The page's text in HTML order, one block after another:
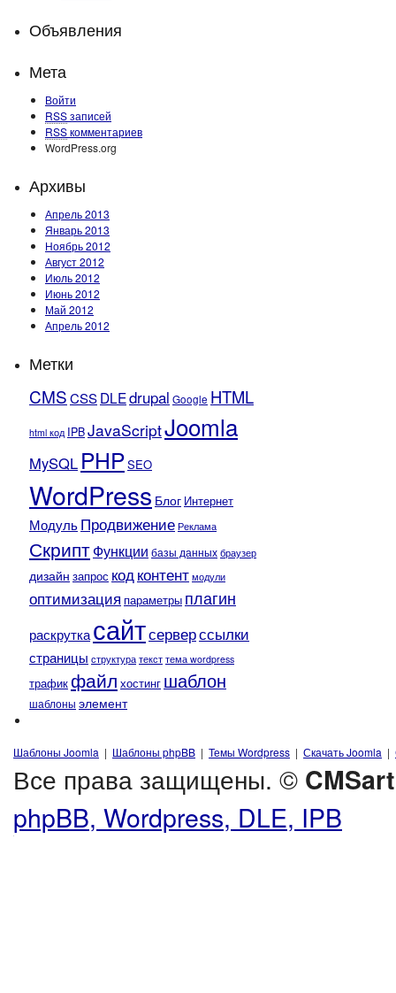
Объявления
Мета
Войти
RSSзаписей
RSSкомментариев
WordPress.org
Архивы
Апрель 2013
Январь 2013
Ноябрь 2012
Август 2012
Июль 2012
Июнь 2012
Май 2012
Апрель 2012
Метки
CMSCSSDLEdrupal Google HTML
html код IPBJavaScriptJoomla
MySQL PHPSEO
WordPress Блог Интернет
МодульПродвижение Реклама
СкриптФункции базы данных браузер
дизайн запрос кодконтент модули
оптимизация параметры плагин
раскруткасайтсерверссылки
страницы структура текст тема wordpress
трафикфайл хостинг шаблон
шаблоны элемент
Шаблоны Joomla | Шаблоны phpBB | Темы Wordpress | Скачать Joomla |
Все права защищены. © CMSart
phpBB, Wordpress, DLE, IPB